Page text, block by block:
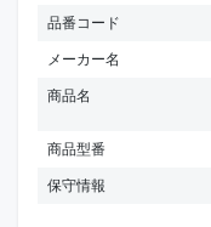
品番コード
メーカー名
商品名
商品型番
保守情報